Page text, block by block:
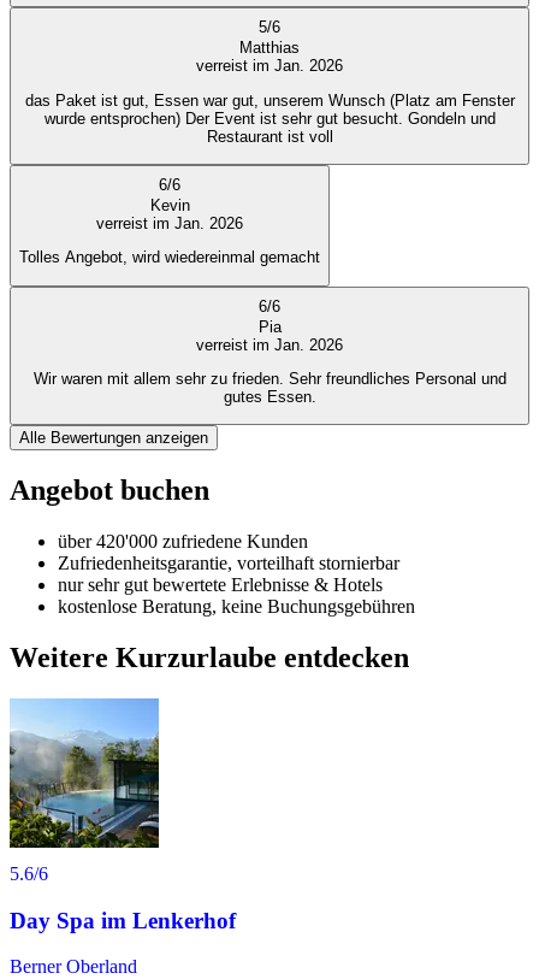
5/6
Matthias
verreist im Jan. 2026
das Paket ist gut, Essen war gut, unserem Wunsch (Platz am Fenster
wurde entsprochen) Der Event ist sehr gut besucht. Gondeln und
Restaurant ist voll
6/6
Kevin
verreist im Jan. 2026
Tolles Angebot, wird wiedereinmal gemacht
6/6
Pia
verreist im Jan. 2026
Wir waren mit allem sehr zu frieden. Sehr freundliches Personal und
gutes Essen.
Alle Bewertungen anzeigen
Angebot buchen
über 420'000 zufriedene Kunden
Zufriedenheitsgarantie, vorteilhaft stornierbar
nur sehr gut bewertete Erlebnisse & Hotels
kostenlose Beratung, keine Buchungsgebühren
Weitere Kurzurlaube entdecken
5.6/6
Day Spa im Lenkerhof
Berner Oberland